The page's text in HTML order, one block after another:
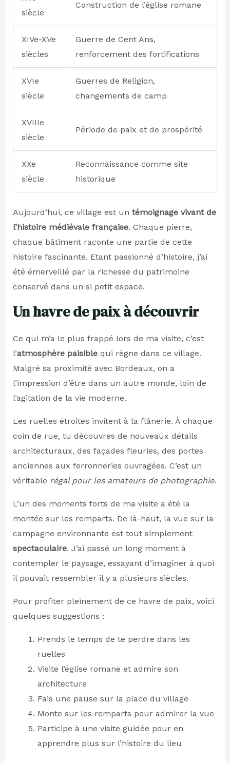
siècle
Construction de l’église romane
XIVe-XVe
siècles
Guerre de Cent Ans,
renforcement des fortifications
XVIe
siècle
Guerres de Religion,
changements de camp
XVIIIe
siècle
Période de paix et de prospérité
XXe
siècle
Reconnaissance comme site
historique
Aujourd’hui, ce village est un témoignage vivant de
l’histoire médiévale française. Chaque pierre,
chaque bâtiment raconte une partie de cette
histoire fascinante. Etant passionné d’histoire, j’ai
été émerveillé par la richesse du patrimoine
conservé dans un si petit espace.
Un havre de paix à découvrir
Ce qui m’a le plus frappé lors de ma visite, c’est
l’atmosphère paisiblequi règne dans ce village.
Malgré sa proximité avec Bordeaux, on a
l’impression d’être dans un autre monde, loin de
l’agitation de la vie moderne.
Les ruelles étroites invitent à la flânerie. À chaque
coin de rue, tu découvres de nouveaux détails
architecturaux, des façades fleuries, des portes
anciennes aux ferronneries ouvragées. C’est un
véritable régal pour les amateurs de photographie.
L’un des moments forts de ma visite a été la
montée sur les remparts. De là-haut, la vue sur la
campagne environnante est tout simplement
spectaculaire. J’ai passé un long moment à
contempler le paysage, essayant d’imaginer à quoi
il pouvait ressembler il y a plusieurs siècles.
Pour profiter pleinement de ce havre de paix, voici
quelques suggestions :
Prends le temps de te perdre dans les
ruelles
Visite l’église romane et admire son
architecture
Fais une pause sur la place du village
Monte sur les remparts pour admirer la vue
Participe à une visite guidée pour en
apprendre plus sur l’histoire du lieu